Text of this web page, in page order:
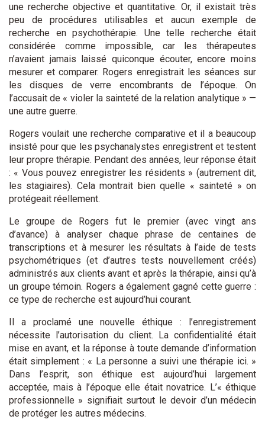
une recherche objective et quantitative. Or, il existait très
peu de procédures utilisables et aucun exemple de
recherche en psychothérapie. Une telle recherche était
considérée comme impossible, car les thérapeutes
n’avaient jamais laissé quiconque écouter, encore moins
mesurer et comparer. Rogers enregistrait les séances sur
les disques de verre encombrants de l’époque. On
l’accusait de « violer la sainteté de la relation analytique » —
une autre guerre.
Rogers voulait une recherche comparative et il a beaucoup
insisté pour que les psychanalystes enregistrent et testent
leur propre thérapie. Pendant des années, leur réponse était
: « Vous pouvez enregistrer les résidents » (autrement dit,
les stagiaires). Cela montrait bien quelle « sainteté » on
protégeait réellement.
Le groupe de Rogers fut le premier (avec vingt ans
d’avance) à analyser chaque phrase de centaines de
transcriptions et à mesurer les résultats à l’aide de tests
psychométriques (et d’autres tests nouvellement créés)
administrés aux clients avant et après la thérapie, ainsi qu’à
un groupe témoin. Rogers a également gagné cette guerre :
ce type de recherche est aujourd’hui courant.
Il a proclamé une nouvelle éthique : l’enregistrement
nécessite l’autorisation du client. La confidentialité était
mise en avant, et la réponse à toute demande d’information
était simplement : « La personne a suivi une thérapie ici. »
Dans l’esprit, son éthique est aujourd’hui largement
acceptée, mais à l’époque elle était novatrice. L’« éthique
professionnelle » signifiait surtout le devoir d’un médecin
de protéger les autres médecins.